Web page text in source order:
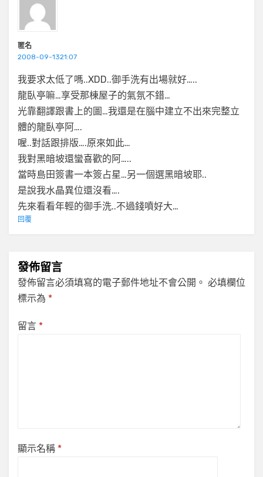
匿名
2008-09-1321:07
我要求太低了嗎..XDD..御手洗有出場就好…..
龍臥亭嘛…享受那棟屋子的氣氛不錯…
光靠翻譯跟書上的圖…我還是在腦中建立不出來完整立
體的龍臥亭阿….
喔..對話跟排版….原來如此…
我對黑暗坡還蠻喜歡的阿…..
當時島田簽書一本簽占星…另一個選黑暗坡耶..
是說我水晶異位還沒看….
先來看看年輕的御手洗..不過錢噴好大…
回覆
發佈留言
發佈留言必須填寫的電子郵件地址不會公開。 必填欄位
標示為 *
留言 *
顯示名稱 *